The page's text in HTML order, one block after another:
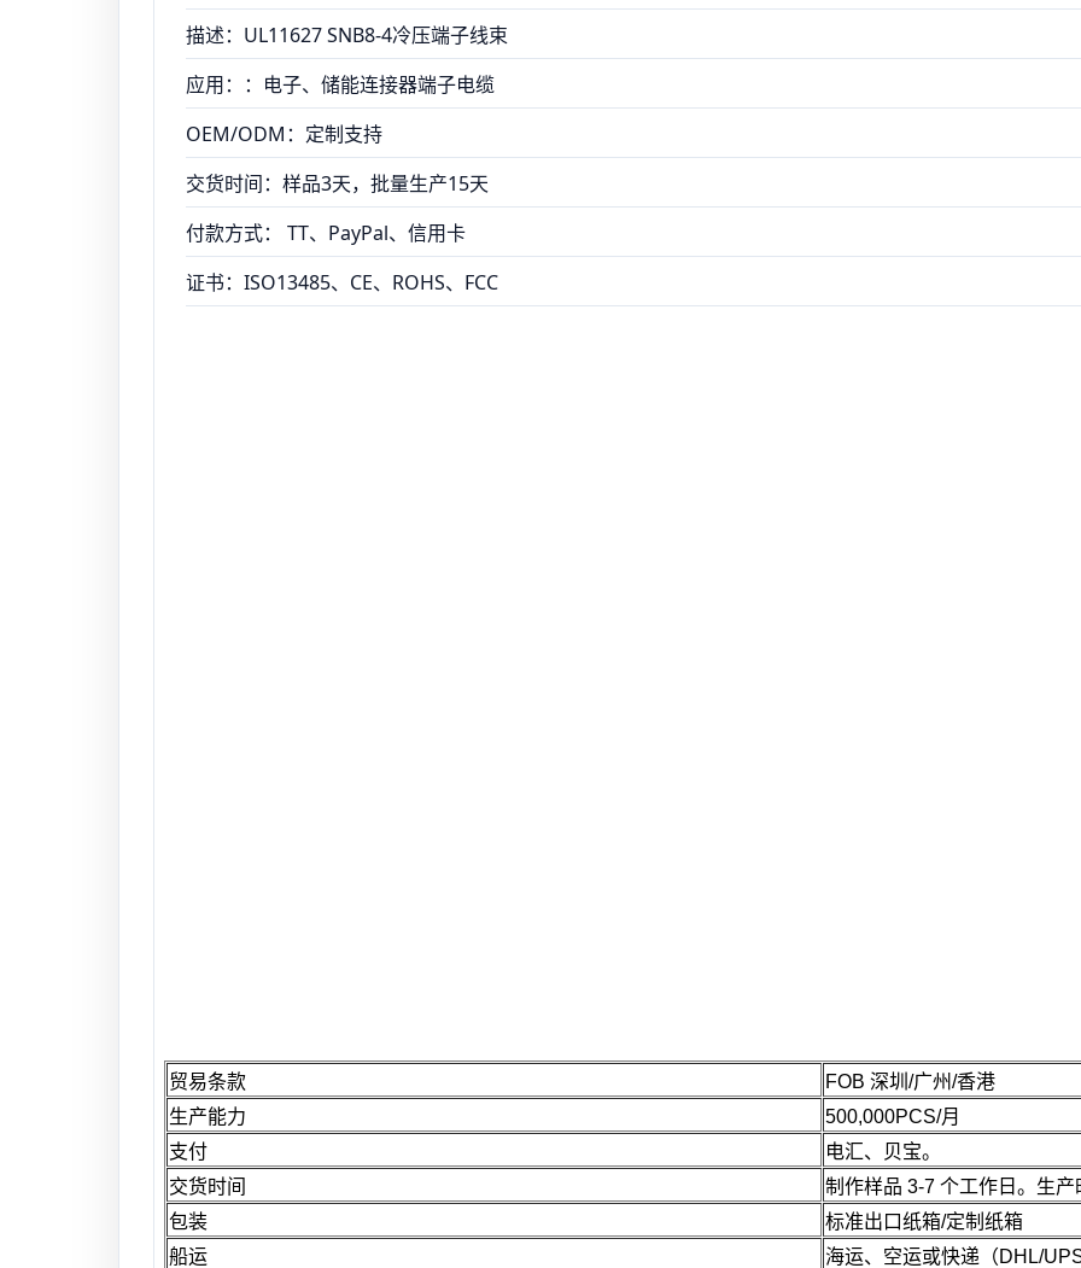
描述：UL11627 SNB8-4冷压端子线束
应用：：电子、储能连接器端子电缆
OEM/ODM：定制支持
交货时间：样品3天，批量生产15天
付款方式： TT、PayPal、信用卡
证书：ISO13485、CE、ROHS、FCC
贸易条款
FOB 深圳/广州/香港
生产能力
500,000PCS/月
支付
电汇、贝宝。
交货时间
制作样品 3-7 个工作日。生产
包装
标准出口纸箱/定制纸箱
船运
海运、空运或快递（DHL/